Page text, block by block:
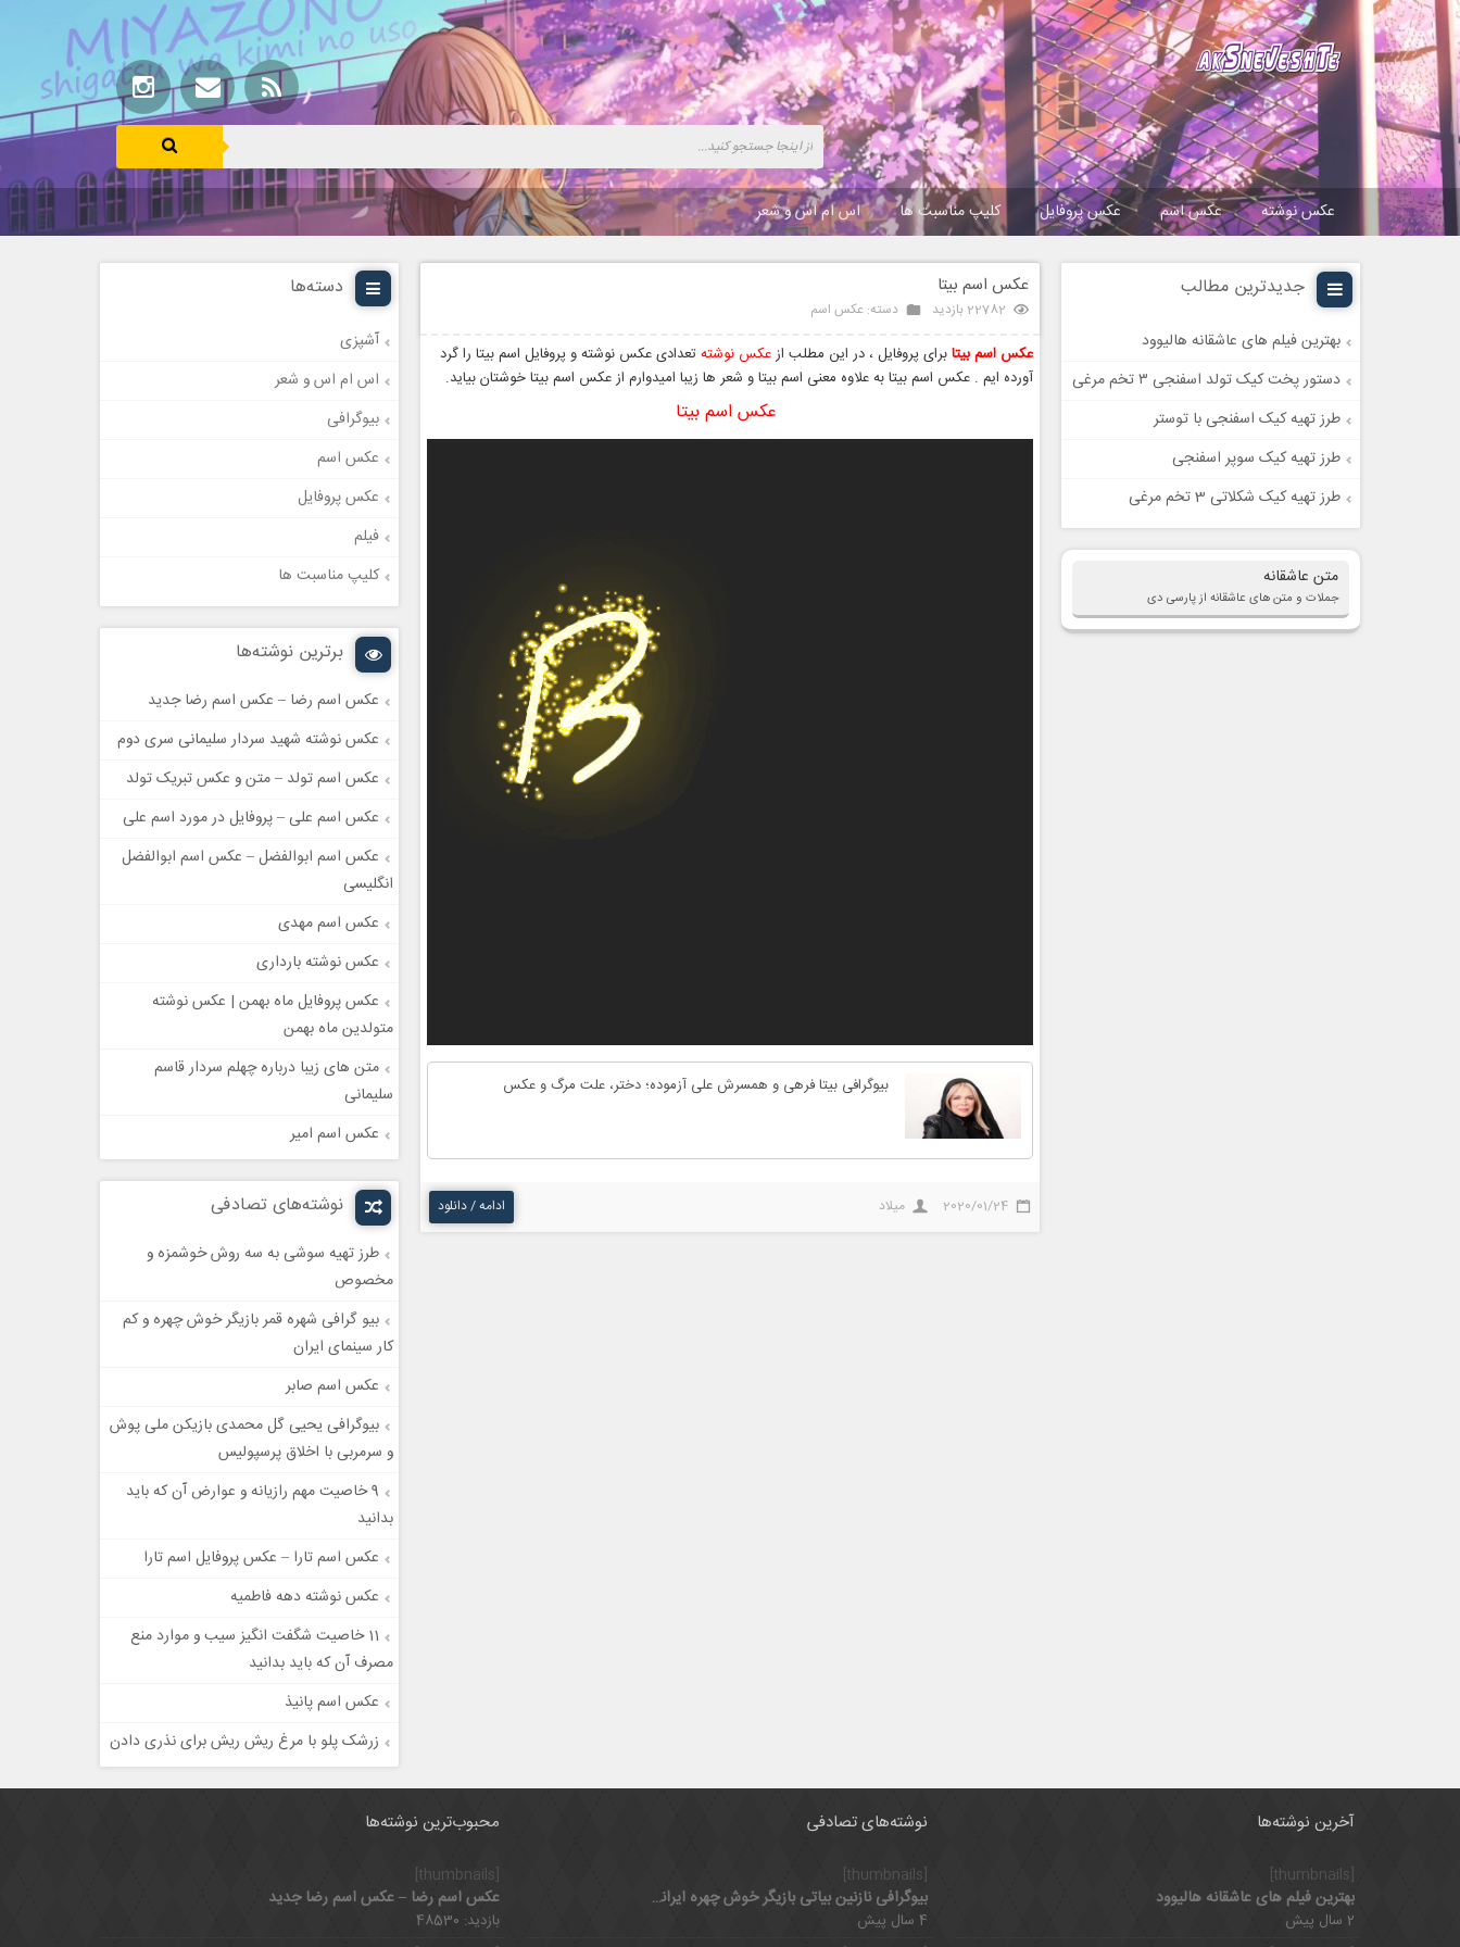
عکس نوشته عکس اسم عکس پروفایل کلیپ مناسبت ها اس ام اس و شعر
جدیدترین مطالب
بهترین فیلم های عاشقانه هالیوود
دستور پخت کیک تولد اسفنجی ۳ تخم مرغی
طرز تهیه کیک اسفنجی با توستر
طرز تهیه کیک سوپر اسفنجی
طرز تهیه کیک شکلاتی 3 تخم مرغی
متن عاشقانه
جملات و متن های عاشقانه از پارسی دی
عکس اسم بیتا
22782 بازدید دسته: عکس اسم
عکس اسم بیتا برای پروفایل ، در این مطلب از عکس نوشته تعدادی عکس نوشته و پروفایل اسم بیتا را گرد
آورده ایم . عکس اسم بیتا به علاوه معنی اسم بیتا و شعر ها زیبا امیدوارم از عکس اسم بیتا خوشتان بیاید.
عکس اسم بیتا
بیوگرافی بیتا فرهی و همسرش علی آزموده؛ دختر، علت مرگ و عکس
2020/01/24 میلاد ادامه / دانلود
دسته‌ها
آشپزی
اس ام اس و شعر
بیوگرافی
عکس اسم
عکس پروفایل
فیلم
کلیپ مناسبت ها
برترین نوشته‌ها
عکس اسم رضا – عکس اسم رضا جدید
عکس نوشته شهید سردار سلیمانی سری دوم
عکس اسم تولد – متن و عکس تبریک تولد
عکس اسم علی – پروفایل در مورد اسم علی
عکس اسم ابوالفضل – عکس اسم ابوالفضل
انگلیسی
عکس اسم مهدی
عکس نوشته بارداری
عکس پروفایل ماه بهمن | عکس نوشته
متولدین ماه بهمن
متن های زیبا درباره چهلم سردار قاسم
سلیمانی
عکس اسم امیر
نوشته‌های تصادفی
طرز تهیه سوشی به سه روش خوشمزه و
مخصوص
بیو گرافی شهره قمر بازیگر خوش چهره و کم
کار سینمای ایران
عکس اسم صابر
بیوگرافی یحیی گل محمدی بازیکن ملی پوش
و سرمربی با اخلاق پرسپولیس
9 خاصیت مهم رازیانه و عوارض آن که باید
بدانید
عکس اسم تارا – عکس پروفایل اسم تارا
عکس نوشته دهه فاطمیه
11 خاصیت شگفت انگیز سیب و موارد منع
مصرف آن که باید بدانید
عکس اسم پانیذ
زرشک پلو با مرغ ریش ریش برای نذری دادن
آخرین نوشته‌ها
بهترین فیلم های عاشقانه هالیوود
2 سال پیش
نوشته‌های تصادفی
[thumbnails]
بیوگرافی نازنین بیاتی بازیگر خوش چهره ایرانی از آغاز تا شهرت
4 سال پیش
محبوب‌ترین نوشته‌ها
[thumbnails]
عکس اسم رضا – عکس اسم رضا جدید
بازدید: 48530